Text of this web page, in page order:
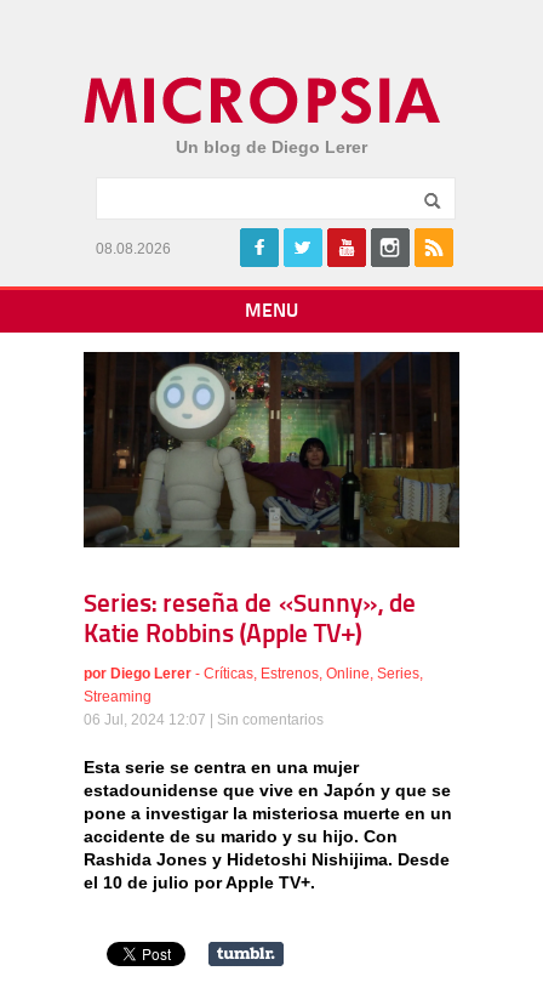
Un blog de Diego Lerer
08.08.2026
MENU
Series: reseña de «Sunny», de
Katie Robbins (Apple TV+)
por Diego Lerer - Críticas, Estrenos, Online, Series,
Streaming
06 Jul, 2024 12:07 | Sin comentarios
Esta serie se centra en una mujer
estadounidense que vive en Japón y que se
pone a investigar la misteriosa muerte en un
accidente de su marido y su hijo. Con
Rashida Jones y Hidetoshi Nishijima. Desde
el 10 de julio por Apple TV+.